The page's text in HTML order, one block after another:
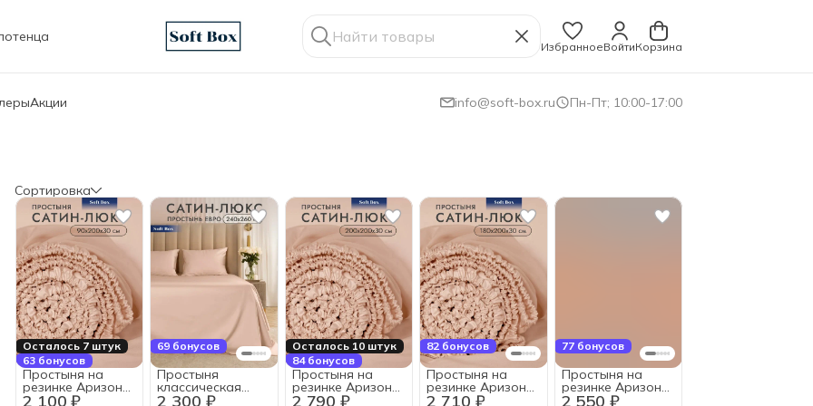
ИзбранноеВойтиКорзина
Акции info@soft-box.ru Пн-Пт; 10:00-17:00
Сортировка
Осталось 7 штук
63 бонусов
2 100 ₽
Простыня на
резинке Аризона,
90х200х30см,
69 бонусов
2 300 ₽
Простыня
классическая
Аризона, 240х260
Осталось 10 штук
84 бонусов
2 790 ₽
Простыня на
резинке Аризона,
200х200х30см,
82 бонусов
2 710 ₽
Простыня на
резинке Аризона,
180х200х30см,
77 бонусов
2 550 ₽
Простыня на
резинке Аризона,
160х200х30см,